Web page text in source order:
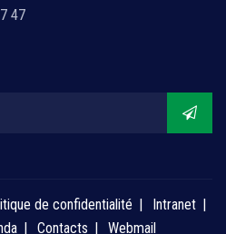
47
de confidentialité
Intranet
Contacts Webmail